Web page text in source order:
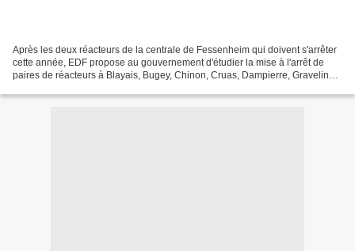
Après les deux réacteurs de la centrale de Fessenheim qui doivent s'arrêter
cette année, EDF propose au gouvernement d'étudier la mise à l'arrêt de
paires de réacteurs à Blayais, Bugey, Chinon, Cruas, Dampierre, Gravelines